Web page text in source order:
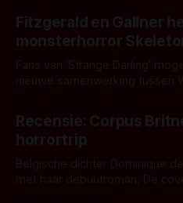
kille stijl vol folklore en mythe.
het het al raden?)... de
Fitzgerald en Gallner
monsterhorror
Fans van 'Strange Darling'
nieuwe samenwerking tussen
'Skeletons', een nieuwe
opnames zijn gestart in
Recensie: Corpus
horrortrip
Belgische dichter Dominique
met haar debuutroman. De